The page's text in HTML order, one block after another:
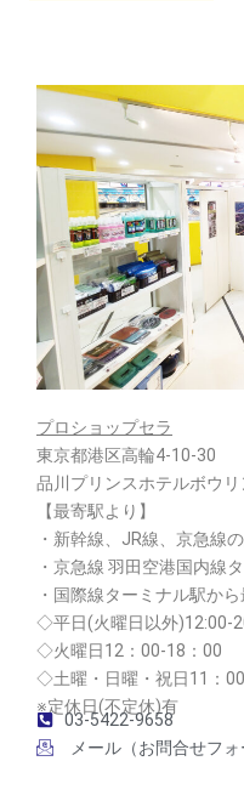
プロショップセラ
東京都港区高輪4-10-30
品川プリンスホテルボウ
【最寄駅より】
・新幹線、JR線、京急線
・京急線 羽田空港国内線
・国際線ターミナル駅か
◇平日(火曜日以外)12:00-
◇火曜日12：00-18：00
◇土曜・日曜・祝日11：
※定休日(不定休)有
03-5422-9658
メール（お問合せフォ